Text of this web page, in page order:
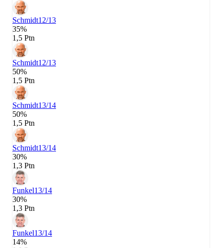
Schmidt12/13
35%
1,5 Ptn
Schmidt12/13
50%
1,5 Ptn
Schmidt13/14
50%
1,5 Ptn
Schmidt13/14
30%
1,3 Ptn
Funkel13/14
30%
1,3 Ptn
Funkel13/14
14%